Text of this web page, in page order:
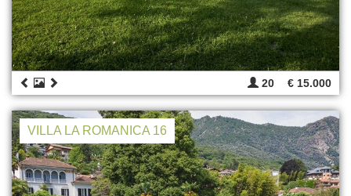
20 € 15.000
VILLA LA ROMANICA 16